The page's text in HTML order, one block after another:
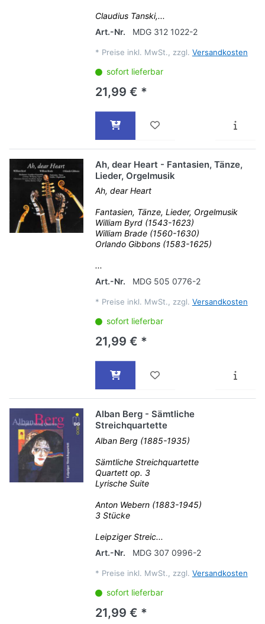
Claudius Tanski,...
Art.-Nr.
MDG 312 1022-2
* Preise inkl. MwSt., zzgl. Versandkosten
sofort lieferbar
21,99 € *
Ah, dear Heart - Fantasien, Tänze,
Lieder, Orgelmusik
Ah, dear Heart
Fantasien, Tänze, Lieder, Orgelmusik
William Byrd (1543-1623)
William Brade (1560-1630)
Orlando Gibbons (1583-1625)
...
Art.-Nr.
MDG 505 0776-2
* Preise inkl. MwSt., zzgl. Versandkosten
sofort lieferbar
21,99 € *
Alban Berg - Sämtliche
Streichquartette
Alban Berg (1885-1935)
Sämtliche Streichquartette
Quartett op. 3
Lyrische Suite
Anton Webern (1883-1945)
3 Stücke
Leipziger Streic...
Art.-Nr.
MDG 307 0996-2
* Preise inkl. MwSt., zzgl. Versandkosten
sofort lieferbar
21,99 € *